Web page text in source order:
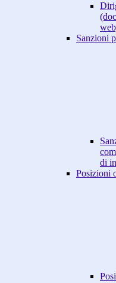
Sanzioni
di
Posizioni